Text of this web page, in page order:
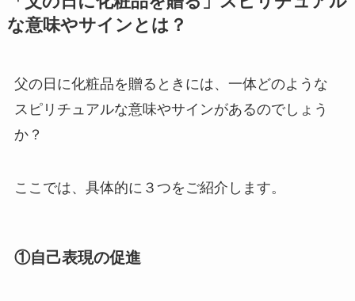
な意味やサインとは？
父の日に化粧品を贈るときには、一体どのような
スピリチュアルな意味やサインがあるのでしょう
か？
ここでは、具体的に３つをご紹介します。
①自己表現の促進